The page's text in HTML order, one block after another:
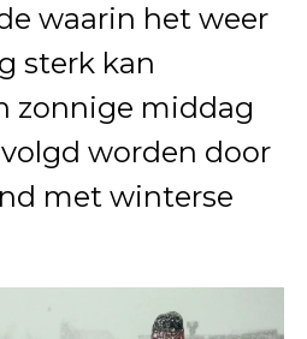
waarin het weer
sterk kan
zonnige middag
worden door
met winterse